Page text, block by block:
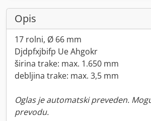
Opis
17 rolni, Ø 66 mm
Djdpfxjbifp Ue Ahgokr
širina trake: max. 1.650 mm
debljina trake: max. 3,5 mm
Oglas je automatski preveden.
prevodu.